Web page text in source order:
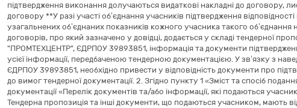
підтвердження виконання долучаються видаткові накладні до договору,
договору **У разі участі об’єднання учасників підтвердження
узагальнених об’єднаних показників кожного учасника такого об’єднання
договорів, про який зазначено у довідці, додається у складі тендерної
"ПРОМТЕХЦЕНТР", ЄДРПОУ 39893851, інформація та документи
усієї інформації, передбаченою тендерною документацією. У зв’язку з
ЄДРПОУ 39893851, необхідно привести у відповідність документи про
до вимог тендерної документації. 2. Згідно пункту 1 «Зміст та спосіб
документації «Перелік документів та/або інформації, які подаються
Тендерна пропозиція та інші документи, що подаються учасником, мають